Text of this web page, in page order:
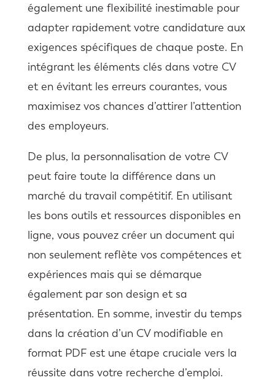
également une flexibilité inestimable pour
adapter rapidement votre candidature aux
exigences spécifiques de chaque poste. En
intégrant les éléments clés dans votre CV
et en évitant les erreurs courantes, vous
maximisez vos chances d’attirer l’attention
des employeurs.
De plus, la personnalisation de votre CV
peut faire toute la différence dans un
marché du travail compétitif. En utilisant
les bons outils et ressources disponibles en
ligne, vous pouvez créer un document qui
non seulement reflète vos compétences et
expériences mais qui se démarque
également par son design et sa
présentation. En somme, investir du temps
dans la création d’un CV modifiable en
format PDF est une étape cruciale vers la
réussite dans votre recherche d’emploi.